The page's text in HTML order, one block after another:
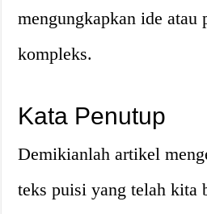
mengungkapkan ide atau
kompleks.
Kata Penutup
Demikianlah artikel
teks puisi yang telah kita